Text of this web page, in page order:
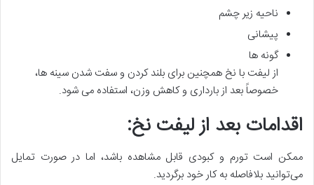
ناحیه زیر چشم
پیشانی
گونه ها
از لیفت با نخ همچنین برای بلند کردن و سفت شدن سینه ها،
خصوصاً بعد از بارداری و کاهش وزن، استفاده می شود.
اقدامات بعد از لیفت نخ:
ممکن است تورم و کبودی قابل مشاهده باشد، اما در صورت تمایل
می‌توانید بلافاصله به کار خود برگردید.